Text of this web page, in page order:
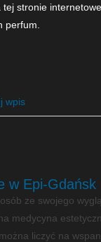
stronie
perfum.
wpis
w Epi-Gdańsk
ze swojego
medycyna
liczyć na